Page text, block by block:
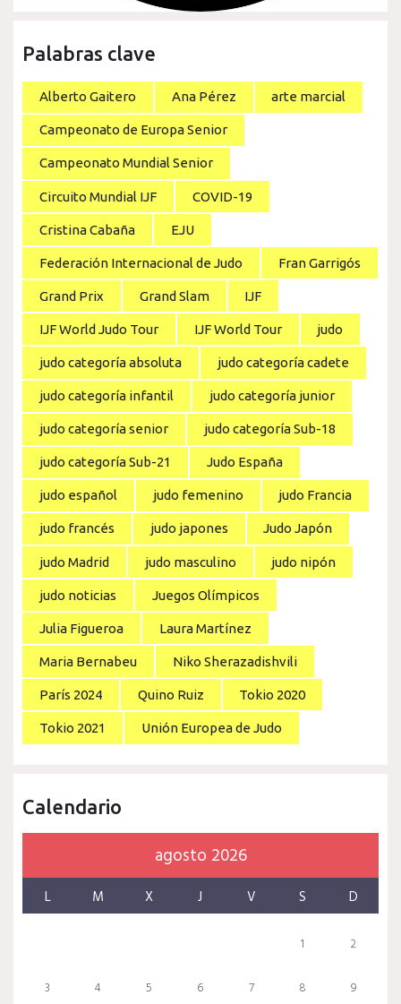
Palabras clave
Alberto Gaitero Ana Pérez arte marcial
Campeonato de Europa Senior
Campeonato Mundial Senior
Circuito Mundial IJF COVID-19
Cristina Cabaña EJU
Federación Internacional de Judo Fran Garrigós
Grand Prix Grand Slam IJF
IJF World Judo Tour IJF World Tour judo
judo categoría absoluta judo categoría cadete
judo categoría infantil judo categoría junior
judo categoría senior judo categoría Sub-18
judo categoría Sub-21 Judo España
judo español judo femenino judo Francia
judo francés judo japones Judo Japón
judo Madrid judo masculino judo nipón
judo noticias Juegos Olímpicos
Julia Figueroa Laura Martínez
Maria Bernabeu Niko Sherazadishvili
París 2024 Quino Ruiz Tokio 2020
Tokio 2021 Unión Europea de Judo
Calendario
agosto 2026
L M X J V S D
1 2
3 4 5 6 7 8 9